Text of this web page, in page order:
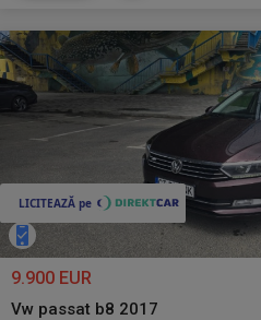
9.900 EUR
Vw passat b8 2017